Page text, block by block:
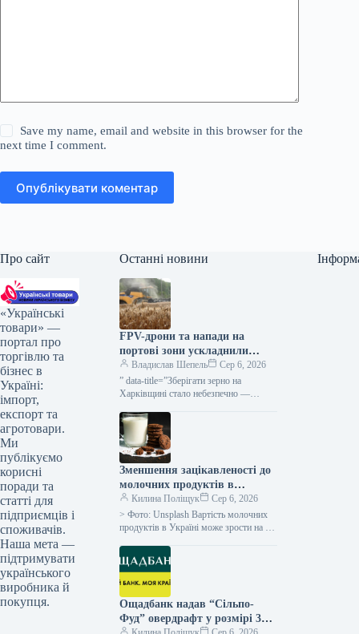
Save my name, email and website in this browser for the
next time I comment.
Опублікувати коментар
Про сайт
«Українські
товари» —
портал про
торгівлю та
бізнес в
Україні:
імпорт,
експорт та
агротовари.
Ми
публікуємо
корисні
поради та
статті для
підприємців і
споживачів.
Наша мета —
підтримувати
українського
виробника й
покупця.
Останні новини
FPV-дрони та напади на
портові зони ускладнили
діяльність сільгоспвиробників
Харківської області —
КУРКУЛЬ
Владислав Шепель
Сер 6, 2026
” data-title=”Зберігати зерно на
Харківщині стало небезпечно —
url=”https://kurkul.com/news/41851-
zberigati-zerno-na-harkivschini-stalo-
nebezpechno–fermer”> Зберігати
врожай на Харківщині стало
ризиковано — аграрій 5 серпня…
Зменшення зацікавленості до
молочних продуктів в
Україні, восени ймовірне
підвищення вартості на 5-
10% – АВМ
Килина Поліщук
Сер 6, 2026
> Фото: Unsplash Вартість молочних
продуктів в Україні може зрости на 5-
Ощадбанк надав “Сільпо-
Фуд” овердрафт у розмірі 300